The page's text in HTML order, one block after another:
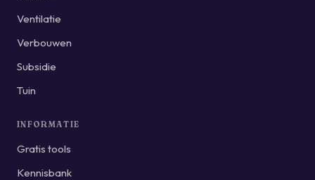
Ventilatie
Verbouwen
Subsidie
Tuin
INFORMATIE
Gratis tools
Kennisbank